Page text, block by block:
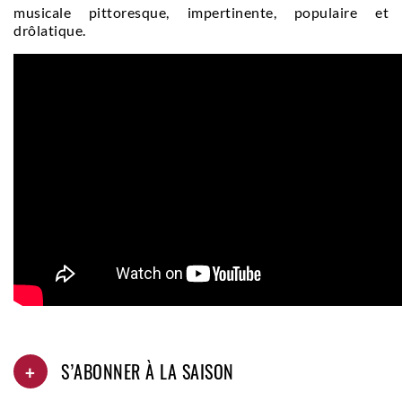
musicale pittoresque, impertinente, populaire et
drôlatique.
+ S’ABONNER À LA SAISON